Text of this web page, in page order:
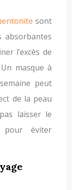
sont
l’excès de
masque à
peut
de la peau
laisser le
pour éviter